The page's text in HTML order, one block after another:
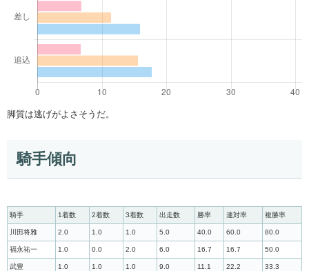
脚質は逃げがよさそうだ。
騎手傾向
騎手 1着数 2着数 3着数 出走数 勝率 連対率 複勝率
川田将雅 2.0 1.0 1.0 5.0 40.0 60.0 80.0
福永祐一 1.0 0.0 2.0 6.0 16.7 16.7 50.0
武豊 1.0 1.0 1.0 9.0 11.1 22.2 33.3